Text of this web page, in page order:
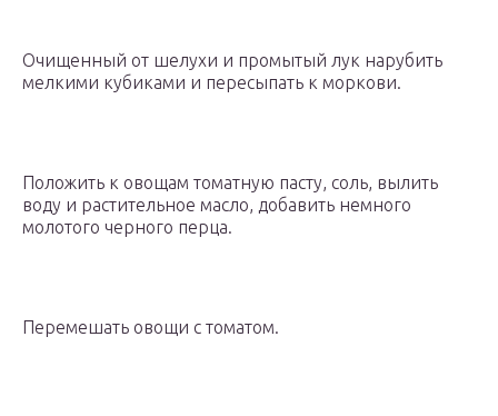
Очищенный от шелухи и промытый лук нарубить
мелкими кубиками и пересыпать к моркови.
Положить к овощам томатную пасту, соль, вылить
воду и растительное масло, добавить немного
молотого черного перца.
Перемешать овощи с томатом.